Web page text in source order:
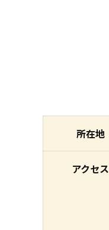
所在地
アクセス